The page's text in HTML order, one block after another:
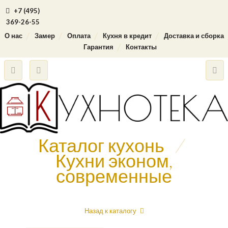
+7 (495)
369-26-55
О нас
Замер Оплата Кухня в кредит
Доставка и сборка
Гарантия
Контакты
Каталог кухонь /
Кухни эконом,
современные
Назад к каталогу